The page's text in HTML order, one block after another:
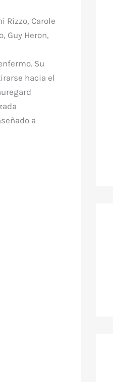
Rizzo, Carole
Guy Heron,
Su
hacia el
a